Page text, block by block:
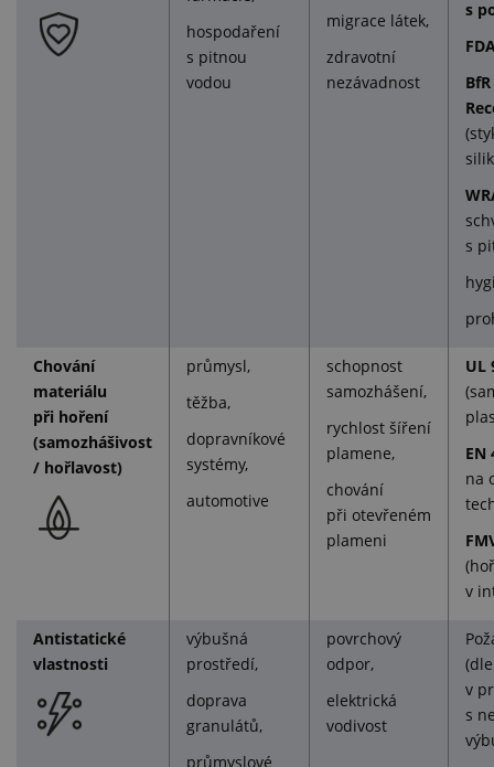
hospodaření
s pitnou
vodou
migrace látek,
zdravotní
nezávadnost
s
BfR
s
Chování
materiálu
při hoření
(samozhášivost
/ hořlavost)
průmysl,
těžba,
dopravníkové
systémy,
automotive
schopnost
samozhášení,
rychlost šíření
plamene,
chování
při otevřeném
plameni
UL
EN
na
v
Antistatické
vlastnosti
výbušná
prostředí,
doprava
granulátů,
průmyslové
povrchový
odpor,
elektrická
vodivost
v
s